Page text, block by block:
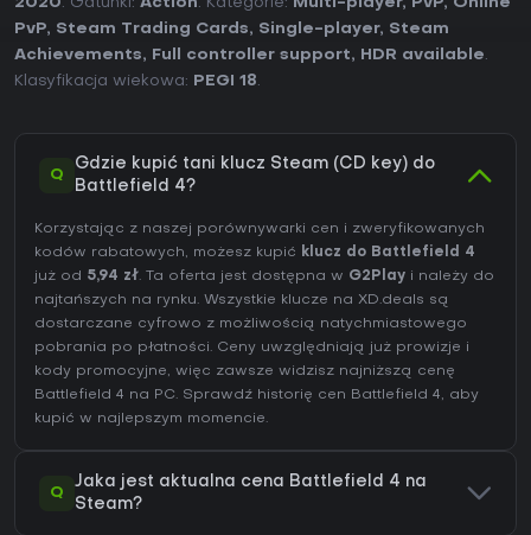
2020. Gatunki: Action. Kategorie: Multi-player, PvP, Online
PvP, Steam Trading Cards, Single-player, Steam
Achievements, Full controller support, HDR available.
Klasyfikacja wiekowa:
PEGI 18.
Q
Gdzie kupić tani klucz Steam (CD key) do
Battlefield 4?
Korzystając z naszej porównywarki cen i zweryfikowanych
kodów rabatowych, możesz kupić klucz do Battlefield 4
już od 5,94 zł. Ta oferta jest dostępna w G2Play i należy do
najtańszych na rynku. Wszystkie klucze na XD.deals są
dostarczane cyfrowo z możliwością natychmiastowego
pobrania po płatności. Ceny uwzględniają już prowizje i
kody promocyjne, więc zawsze widzisz najniższą cenę
Battlefield 4 na PC. Sprawdź historię cen Battlefield 4, aby
kupić w najlepszym momencie.
Q
Jaka jest aktualna cena Battlefield 4 na
Steam?